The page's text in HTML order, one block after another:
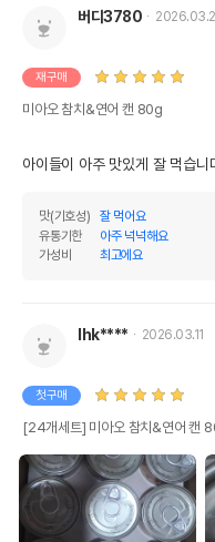
버디3780
재구매
미아오 참치&연어 캔 80g
아이들이 아주 맛있게 잘 먹습니
맛(기호성)
잘 먹어요
유통기한
아주 넉넉해요
가성비
최고에요
lhk**** 2026.03.11
첫구매
[24개세트] 미아오 참치&연어 캔